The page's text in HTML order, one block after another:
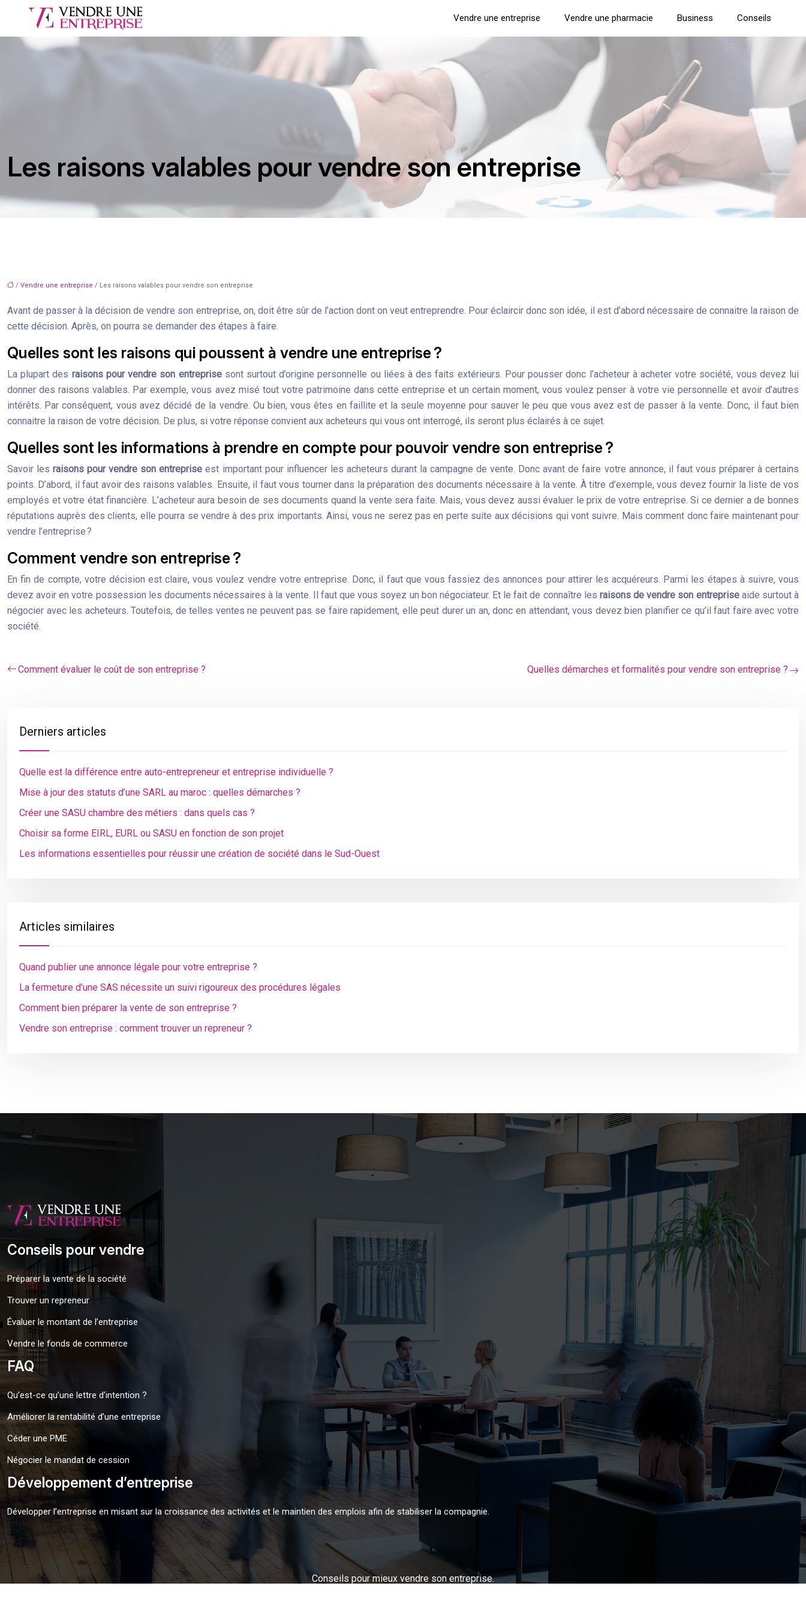
Vendre une entreprise Vendre une pharmacie Business Conseils
Les raisons valables pour vendre son entreprise
/ Vendre une entreprise / Les raisons valables pour vendre son entreprise
Avant de passer à la décision de vendre son entreprise, on, doit être sûr de l’action dont on veut entreprendre. Pour éclaircir donc son idée, il est d’abord nécessaire de connaitre la raison de
cette décision. Après, on pourra se demander des étapes à faire.
Quelles sont les raisons qui poussent à vendre une entreprise ?
La plupart des raisons pour vendre son entreprisesont surtout d’origine personnelle ou liées à des faits extérieurs. Pour pousser donc l’acheteur à acheter votre société, vous devez lui
donner des raisons valables. Par exemple, vous avez misé tout votre patrimoine dans cette entreprise et un certain moment, vous voulez penser à votre vie personnelle et avoir d’autres
intérêts. Par conséquent, vous avez décidé de la vendre. Ou bien, vous êtes en faillite et la seule moyenne pour sauver le peu que vous avez est de passer à la vente. Donc, il faut bien
connaitre la raison de votre décision. De plus, si votre réponse convient aux acheteurs qui vous ont interrogé, ils seront plus éclairés à ce sujet.
Quelles sont les informations à prendre en compte pour pouvoir vendre son entreprise ?
Savoir lesraisons pour vendre son entreprise est important pour influencer les acheteurs durant la campagne de vente. Donc avant de faire votre annonce, il faut vous préparer à certains
points. D’abord, il faut avoir des raisons valables. Ensuite, il faut vous tourner dans la préparation des documents nécessaire à la vente. À titre d’exemple, vous devez fournir la liste de vos
employés et votre état financière. L’acheteur aura besoin de ses documents quand la vente sera faite. Mais, vous devez aussi évaluer le prix de votre entreprise. Si ce dernier a de bonnes
réputations auprès des clients, elle pourra se vendre à des prix importants. Ainsi, vous ne serez pas en perte suite aux décisions qui vont suivre. Mais comment donc faire maintenant pour
vendre l’entreprise ?
Comment vendre son entreprise ?
En fin de compte, votre décision est claire, vous voulez vendre votre entreprise. Donc, il faut que vous fassiez des annonces pour attirer les acquéreurs. Parmi les étapes à suivre, vous
devez avoir en votre possession les documents nécessaires à la vente. Il faut que vous soyez un bon négociateur. Et le fait de connaître les raisons de vendre son entrepriseaide surtout à
négocier avec les acheteurs. Toutefois, de telles ventes ne peuvent pas se faire rapidement, elle peut durer un an, donc en attendant, vous devez bien planifier ce qu’il faut faire avec votre
société.
Comment évaluer le coût de son entreprise ? Quelles démarches et formalités pour vendre son entreprise ?
Derniers articles
Quelle est la différence entre auto-entrepreneur et entreprise individuelle ?
Mise à jour des statuts d’une SARL au maroc : quelles démarches ?
Créer une SASU chambre des métiers : dans quels cas ?
Choisir sa forme EIRL, EURL ou SASU en fonction de son projet
Les informations essentielles pour réussir une création de société dans le Sud-Ouest
Articles similaires
Quand publier une annonce légale pour votre entreprise ?
La fermeture d’une SAS nécessite un suivi rigoureux des procédures légales
Comment bien préparer la vente de son entreprise ?
Vendre son entreprise : comment trouver un repreneur ?
Conseils pour vendre
Préparer la vente de la société
Trouver un repreneur
Évaluer le montant de l’entreprise
Vendre le fonds de commerce
FAQ
Qu’est-ce qu’une lettre d’intention ?
Améliorer la rentabilité d’une entreprise
Céder une PME
Négocier le mandat de cession
Développement d’entreprise
Développer l’entreprise en misant sur la croissance des activités et le maintien des emplois afin de stabiliser la compagnie.
Conseils pour mieux vendre son entreprise.